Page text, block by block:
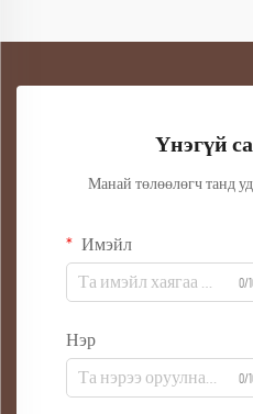
Үнэгүй
Манай төлөөлөгч танд
Имэйл
0/
Нэр
0/